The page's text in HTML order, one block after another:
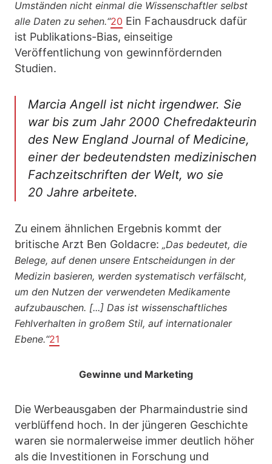
Umständen nicht einmal die Wissenschaftler selbst
alle Daten zu sehen.“20 Ein Fachausdruck dafür
ist Publikations-Bias, einseitige
Veröffentlichung von gewinnfördernden
Studien.
Marcia Angell ist nicht irgendwer. Sie
war bis zum Jahr 2000 Chefredakteurin
des New England Journal of Medicine,
einer der bedeutendsten medizinischen
Fachzeitschriften der Welt, wo sie
20 Jahre arbeitete.
Zu einem ähnlichen Ergebnis kommt der
britische Arzt Ben Goldacre: „Das bedeutet, die
Belege, auf denen unsere Entscheidungen in der
Medizin basieren, werden systematisch verfälscht,
um den Nutzen der verwendeten Medikamente
aufzubauschen. [...] Das ist wissenschaftliches
Fehlverhalten in großem Stil, auf internationaler
Ebene.“21
Gewinne und Marketing
Die Werbeausgaben der Pharmaindustrie sind
verblüffend hoch. In der jüngeren Geschichte
waren sie normalerweise immer deutlich höher
als die Investitionen in Forschung und